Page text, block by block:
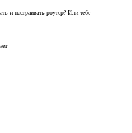
и настраивать роутер? Или тебе